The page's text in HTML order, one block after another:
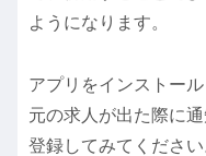
ようになります。
アプリをインストー
元の求人が出た際に
登録してみてください